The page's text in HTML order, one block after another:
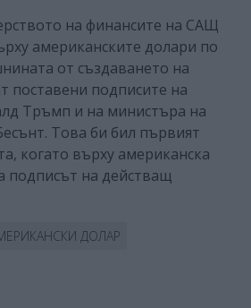
на финансите на САЩ
американските долари по
от създаването на
поставени подписите на
Тръмп и на министъра на
Това би бил първият
когато върху американска
подписът на действащ
ДОЛАР